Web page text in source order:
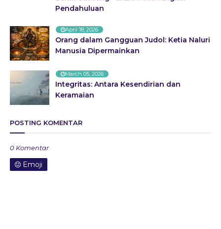
Pendahuluan
April 18, 2026
Orang dalam Gangguan Judol: Ketia Naluri
Manusia Dipermainkan
March 05, 2026
Integritas: Antara Kesendirian dan
Keramaian
POSTING KOMENTAR
0 Komentar
Emoji